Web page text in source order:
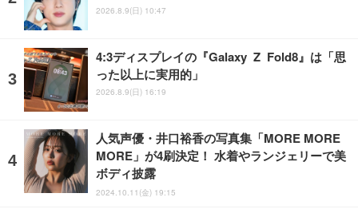
2026.8.9(日) 10:47
4:3ディスプレイの『Galaxy Z Fold8』は「思
った以上に実用的」
2026.8.9(日) 16:19
人気声優・井口裕香の写真集「MORE MORE
MORE」が4刷決定！ 水着やランジェリーで美
ボディ披露
2024.10.11(金) 19:15